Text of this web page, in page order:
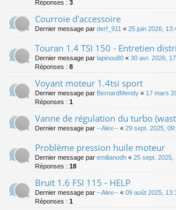
Réponses : 3
Courroie d'accessoire
Dernier message par derf_911 « 25 juin 2026,
Touran 1.4 TSI 150 - Entretien
Dernier message par lapinou80 « 30 avr. 2026,
Réponses : 8
Voyant moteur 1.4tsi sport
Dernier message par BernardMendy « 17 mars
Réponses : 1
Vanne de régulation du turbo
Dernier message par --Alex-- « 29 sept. 2025,
Problème pression huile moteur
Dernier message par emilianodh « 25 sept. 2025,
Réponses : 18
Bruit 1.6 FSI 115 - HELP
Dernier message par --Alex-- « 09 août 2025,
Réponses : 1